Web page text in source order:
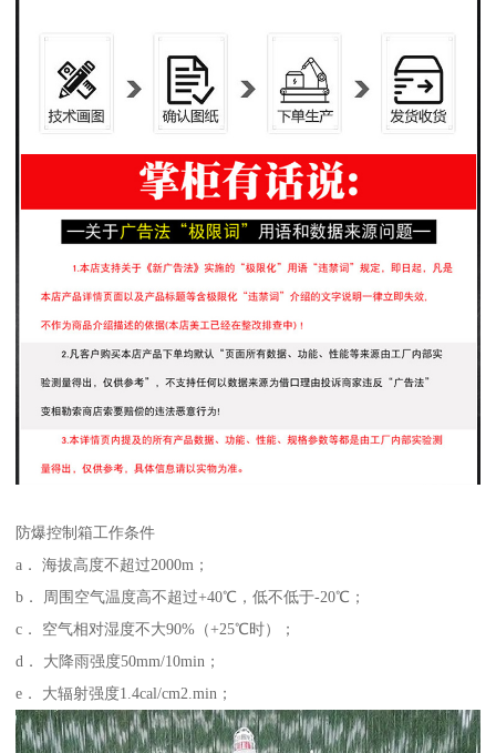
防爆控制箱工作条件
a． 海拔高度不超过2000m；
b． 周围空气温度高不超过+40℃，低不低于-20℃；
c． 空气相对湿度不大90%（+25℃时）；
d． 大降雨强度50mm/10min；
e． 大辐射强度1.4cal/cm2.min；